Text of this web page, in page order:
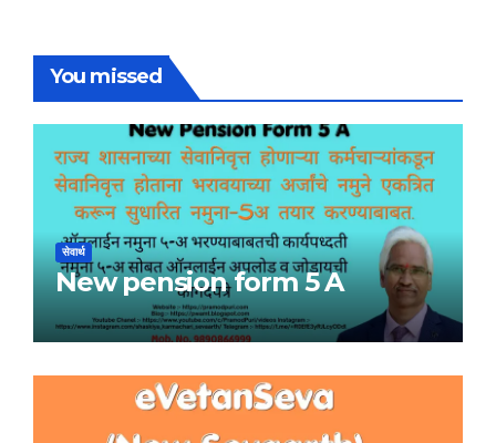
You missed
सेवार्थ
New pension form 5 A